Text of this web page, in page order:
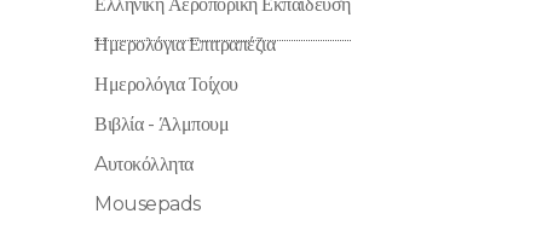
Ημερολόγια Επιτραπέζια
Ημερολόγια Τοίχου
Βιβλία - Άλμπουμ
Aυτοκόλλητα
Mousepads